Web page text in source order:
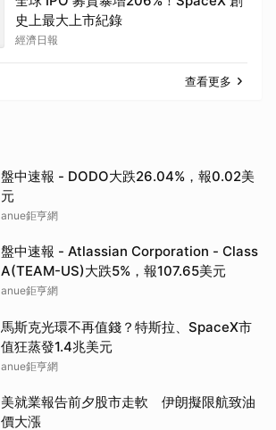
史上最大上市紀錄
經濟日報
查看更多
盤中速報 - DODO大跌26.04%，報0.02美
元
anue鉅亨網
盤中速報 - Atlassian Corporation - Class
A(TEAM-US)大跌5%，報107.65美元
anue鉅亨網
馬斯克光環不再值錢？特斯拉、SpaceX市
值狂蒸發1.4兆美元
anue鉅亨網
美就業報告前夕股市走軟 伊朗擬限航致油
價大漲